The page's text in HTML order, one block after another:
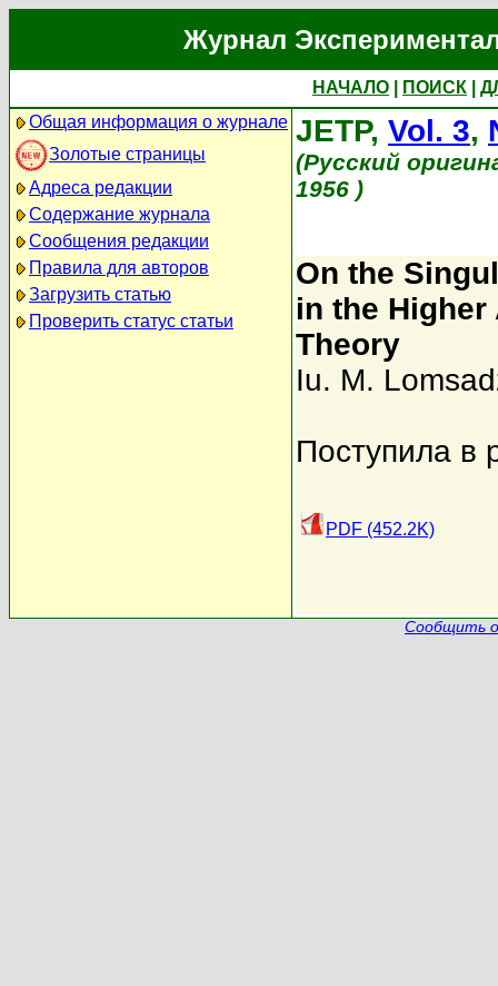
Журнал
НАЧАЛО ПОИСК
Общая информация о журнале
Золотые страницы
Адреса редакции
Содержание журнала
Сообщения редакции
Правила для авторов
Загрузить статью
Проверить статус статьи
JETP, Vol. 3,
(Русский
1956 )
On the
in the
Theory
Iu. M.
Поступила в
PDF (452.2K)
Сообщить о